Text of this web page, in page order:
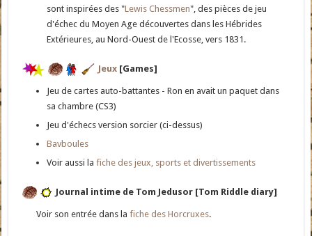
sont inspirées des "Lewis Chessmen", des pièces de jeu
d'échec du Moyen Age découvertes dans les Hébrides
Extérieures, au Nord-Ouest de l'Ecosse, vers 1831.
Jeux [Games]
Jeu de cartes auto-battantes - Ron en avait un paquet dans
sa chambre (CS3)
Jeu d'échecs version sorcier (ci-dessus)
Bavboules
Voir aussi lafiche des jeux, sports et divertissements
Journal intime de Tom Jedusor [Tom Riddle diary]
Voir son entrée dans lafiche des Horcruxes.